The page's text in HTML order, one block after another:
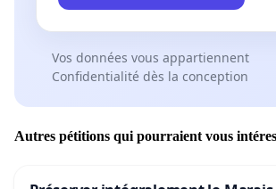
Vos données vous appartiennent
Confidentialité dès la conception
Autres pétitions qui pourraient vous